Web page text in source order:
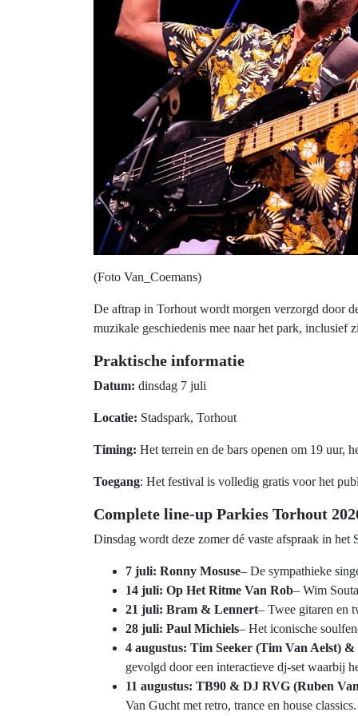
(Foto Van_Coemans)
De aftrap in Torhout wordt morgen verzorgd door
muzikale geschiedenis mee naar het park, inclusief
Praktische informatie
Datum: dinsdag 7 juli
Locatie: Stadspark, Torhout
Timing: Het terrein en de bars openen om 19 uur,
Toegang: Het festival is volledig gratis voor het
Complete line-up Parkies Torhout
Dinsdag wordt deze zomer dé vaste afspraak in
7 juli: Ronny Mosuse– De sympathieke
14 juli: Op Het Ritme Van Rob– Wim
21 juli: Bram & Lennert– Twee gitaren en
28 juli: Paul Michiels– Het iconische
4 augustus: Tim Seeker (Tim Van Aelst)
gevolgd door een interactieve dj-set waarbij
11 augustus: TB90 & DJ RVG (Ruben
Van Gucht met retro, trance en house classics.